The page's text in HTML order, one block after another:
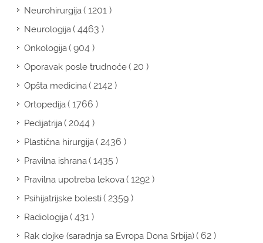
Neurohirurgija( 1201 )
Neurologija( 4463 )
Onkologija( 904 )
Oporavak posle trudnoće( 20 )
Opšta medicina( 2142 )
Ortopedija( 1766 )
Pedijatrija( 2044 )
Plastična hirurgija( 2436 )
Pravilna ishrana( 1435 )
Pravilna upotreba lekova( 1292 )
Psihijatrijske bolesti( 2359 )
Radiologija( 431 )
Rak dojke (saradnja sa Evropa Dona Srbija)( 62 )